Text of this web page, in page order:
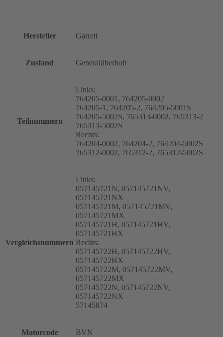
057145721M,
057145722M
Hersteller Garrett
Zustand Generalüberholt
Teilnummern
Links:
764205-0001, 764205-0002
764205-1, 764205-2, 764205-5001S
764205-5002S, 765313-0002, 765313-2
765313-5002S
Rechts:
764204-0002, 764204-2, 764204-5002S
765312-0002, 765312-2, 765312-5002S
Vergleichsnummern
Links:
057145721N, 057145721NV,
057145721NX
057145721M, 057145721MV,
057145721MX
057145721H, 057145721HV,
057145721HX
Rechts:
057145722H, 057145722HV,
057145722HX
057145722M, 057145722MV,
057145722MX
057145722N, 057145722NV,
057145722NX
57145874
Motorcode BVN